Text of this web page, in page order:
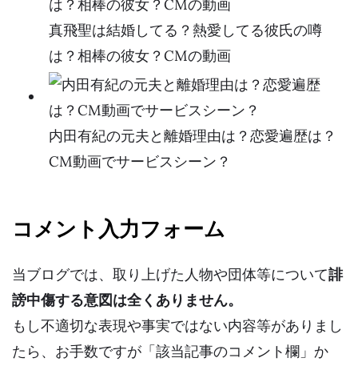
真飛聖は結婚してる？熱愛してる彼氏の噂
は？相棒の彼女？CMの動画
内田有紀の元夫と離婚理由は？恋愛遍歴は？
CM動画でサービスシーン？
コメント入力フォーム
当ブログでは、取り上げた人物や団体等について誹
謗中傷する意図は全くありません。
もし不適切な表現や事実ではない内容等がありまし
たら、お手数ですが「該当記事のコメント欄」か